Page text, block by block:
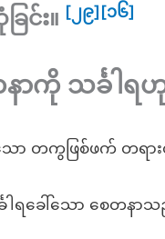
ြင်း။ [၂၉][၁၆]
ာကို သင်္ခါရဟု
ာ တကွဖြစ်ဖက် တရား
ါရခေါ်သော စေတနာ